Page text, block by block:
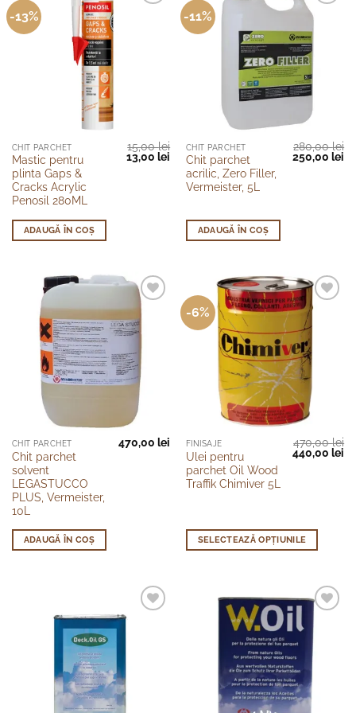
alese
în
alese
în
-13%
CHIT PARCHET
Mastic pentru
plinta Gaps &
Cracks Acrylic
Penosil 280ML
15,00lei
Prețul
inițial
13,00lei Prețul
curent
este:
13,00 lei.
ADAUGĂ ÎN COȘ
-11%
CHIT PARCHET
Chit parchet
acrilic, Zero Filler,
Vermeister, 5L
280,00lei
Prețul
inițial
250,00lei
ADAUGĂ ÎN COȘ
CHIT PARCHET
Chit parchet
solvent
LEGASTUCCO
PLUS, Vermeister,
10L
470,00lei
ADAUGĂ ÎN COȘ
-6%
FINISAJE
Ulei pentru
parchet Oil Wood
Traffik Chimiver 5L
470,00lei
Prețul
inițial
440,00lei
SELECTEAZĂ OPȚIUNILE
Acest
produs
are
variații.
Opțiunile
produsului.